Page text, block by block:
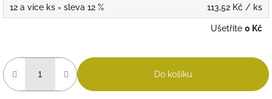
12 a více ks = sleva 12 % 113,52 Kč / ks
Ušetříte 0 Kč
Do košíku